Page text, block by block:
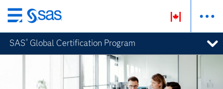
Passer
au
contenu
principal
SAS ® Global Certification Program